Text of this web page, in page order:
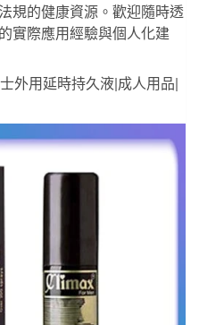
規的健康資源。歡迎隨時透
實際應用經驗與個人化建
外用延時持久液|成人用品|